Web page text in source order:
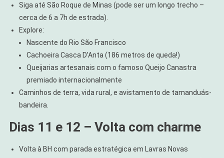
Siga até São Roque de Minas (pode ser um longo trecho –
cerca de 6 a 7h de estrada).
Explore:
Nascente do Rio São Francisco
Cachoeira Casca D’Anta (186 metros de queda!)
Queijarias artesanais com o famoso Queijo Canastra
premiado internacionalmente
Caminhos de terra, vida rural, e avistamento de tamanduás-
bandeira.
Dias 11 e 12 – Volta com charme
Volta à BH com parada estratégica em Lavras Novas